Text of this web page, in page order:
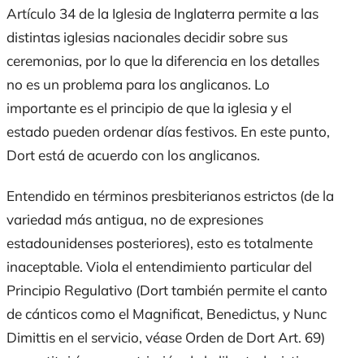
Artículo 34 de la Iglesia de Inglaterra permite a las
distintas iglesias nacionales decidir sobre sus
ceremonias, por lo que la diferencia en los detalles
no es un problema para los anglicanos. Lo
importante es el principio de que la iglesia y el
estado pueden ordenar días festivos. En este punto,
Dort está de acuerdo con los anglicanos.
Entendido en términos presbiterianos estrictos (de la
variedad más antigua, no de expresiones
estadounidenses posteriores), esto es totalmente
inaceptable. Viola el entendimiento particular del
Principio Regulativo (Dort también permite el canto
de cánticos como el Magnificat, Benedictus, y Nunc
Dimittis en el servicio, véase Orden de Dort Art. 69)